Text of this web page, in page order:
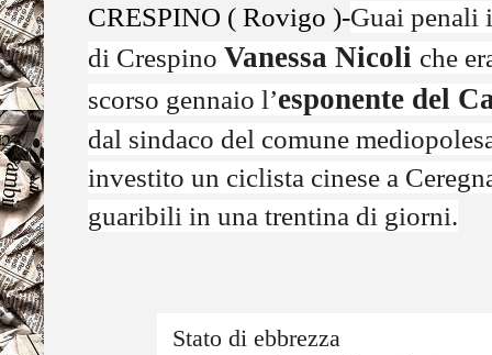
CRESPINO ( Rovigo )-Guai penali
di Crespino Vanessa Nicoli che
scorso gennaio l’esponente del
dal sindaco del comune
investito un ciclista cinese a
guaribili in una trentina di giorni.
Stato di ebbrezza